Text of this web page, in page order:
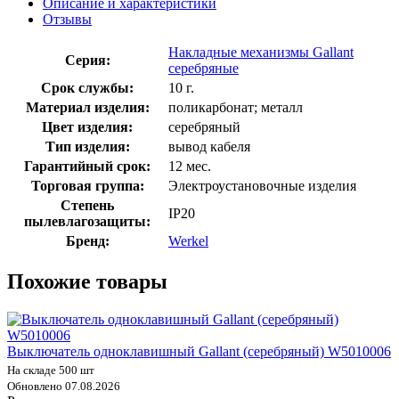
Отзывы
Серия:
Накладные механизмы Gallant
серебряные
Срок службы:
10 г.
Материал изделия:
поликарбонат; металл
Цвет изделия:
серебряный
Тип изделия:
вывод кабеля
Гарантийный срок:
12 мес.
Торговая группа:
Электроустановочные изделия
Степень
пылевлагозащиты:
IP20
Бренд:
Werkel
Похожие товары
Выключатель одноклавишный Gallant (серебряный) W5010006
На складе 500 шт
Обновлено 07.08.2026